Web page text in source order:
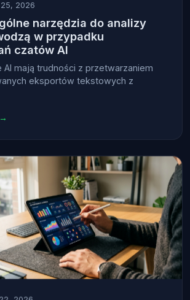
25, 2026
narzędzia do analizy
w przypadku
czatów AI
AI mają trudności z przetwarzaniem
eksportów tekstowych z